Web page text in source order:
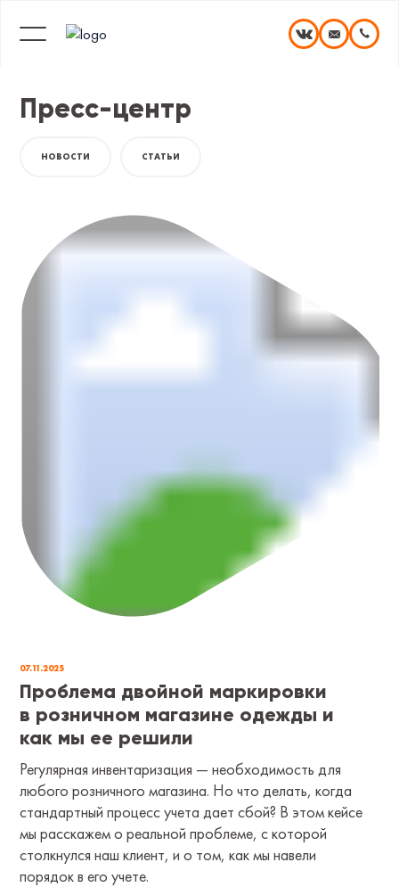
Пресс-центр
НОВОСТИ СТАТЬИ
07.11.2025
Проблема двойной маркировки
в розничном магазине одежды и
как мы ее решили
Регулярная инвентаризация — необходимость для
любого розничного магазина. Но что делать, когда
стандартный процесс учета дает сбой? В этом кейсе
мы расскажем о реальной проблеме, с которой
столкнулся наш клиент, и о том, как мы навели
порядок в его учете.